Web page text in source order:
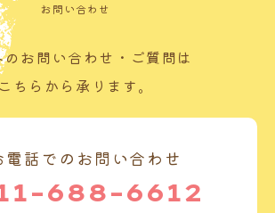
お問い合わせ
お問い合わせ・ご質問は
ちらから承ります。
電話でのお問い合わせ
688-6612